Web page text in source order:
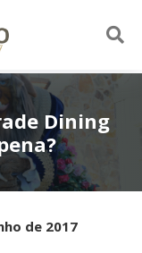
Dining
de 2017